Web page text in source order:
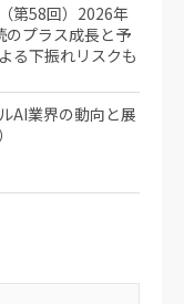
第58回）2026年
のプラス成長と予
る下振れリスクも
AI業界の動向と展